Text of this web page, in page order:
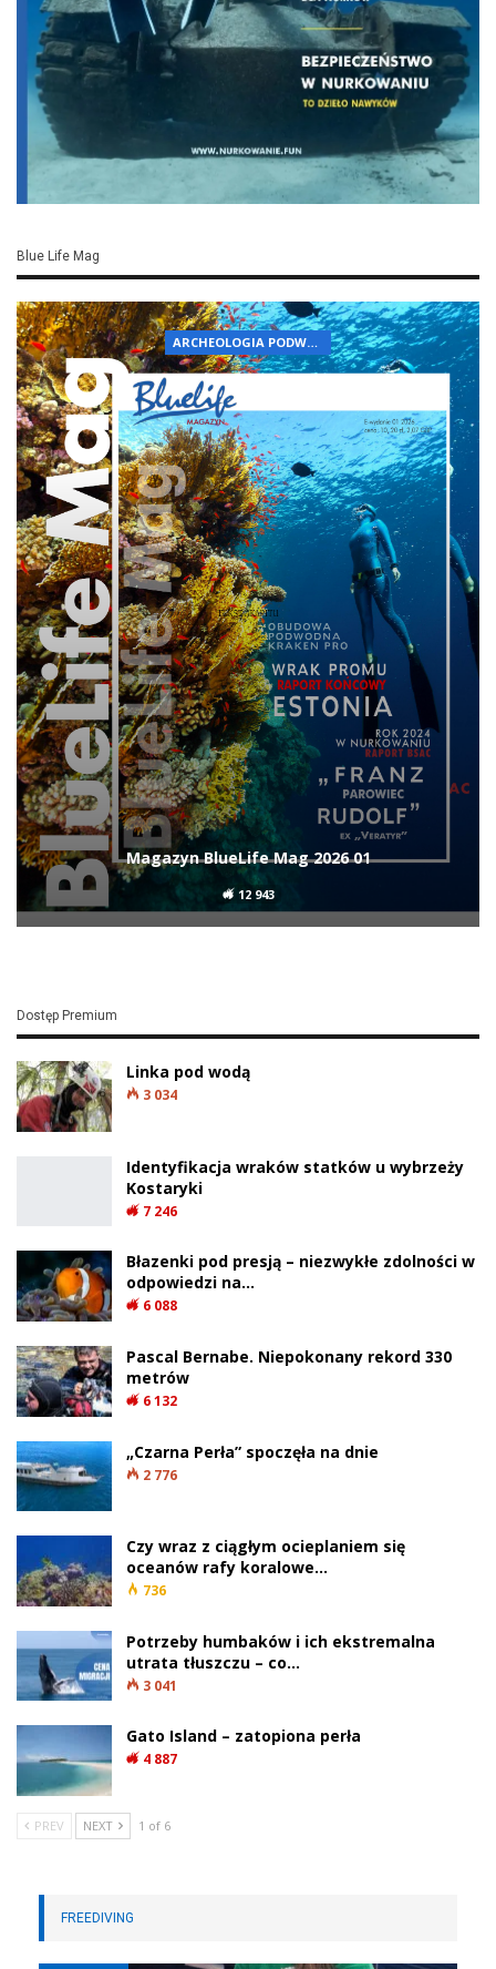
Blue Life Mag
ARCHEOLOGIA PODWODNA
Magazyn BlueLife Mag 2026 01
12 943
Dostęp Premium
Linka pod wodą
3 034
Identyfikacja wraków statków u wybrzeży
Kostaryki
7 246
Błazenki pod presją – niezwykłe zdolności w
odpowiedzi na…
6 088
Pascal Bernabe. Niepokonany rekord 330
metrów
6 132
„Czarna Perła” spoczęła na dnie
2 776
Czy wraz z ciągłym ocieplaniem się
oceanów rafy koralowe…
736
Potrzeby humbaków i ich ekstremalna
utrata tłuszczu – co…
3 041
Gato Island – zatopiona perła
4 887
PREV NEXT 1 of 6
FREEDIVING